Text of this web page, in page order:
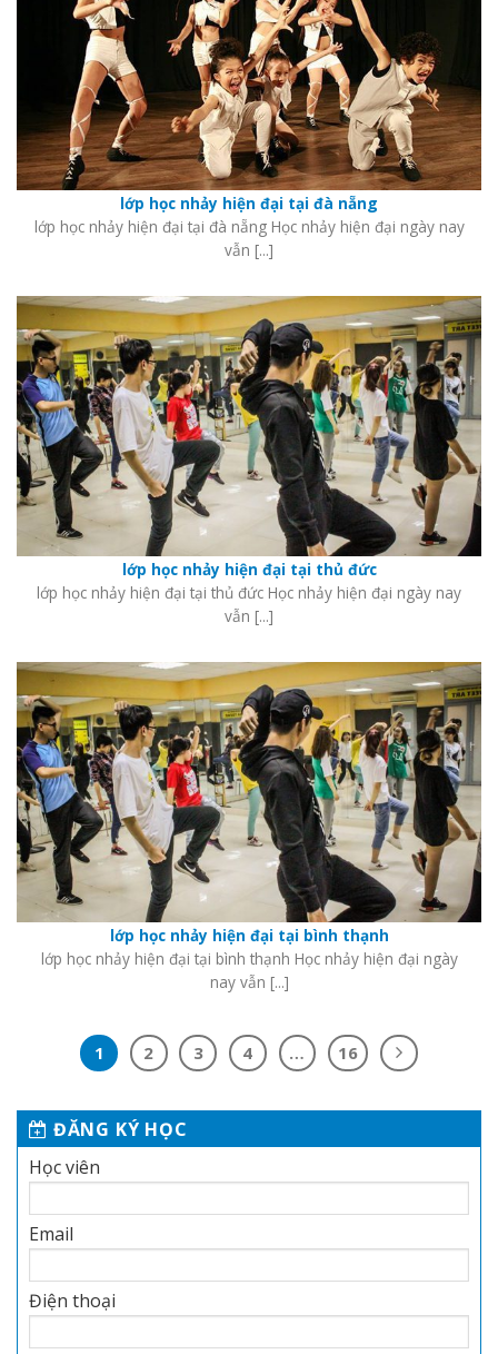
ĐĂNG KÝ HỌC
Học viên
Email
Điện thoại
lớp học nhảy hiện đại tại đà nẵng
lớp học nhảy hiện đại tại đà nẵng Học nhảy hiện đại ngày nay
vẫn [...]
lớp học nhảy hiện đại tại thủ đức
lớp học nhảy hiện đại tại thủ đức Học nhảy hiện đại ngày nay
vẫn [...]
lớp học nhảy hiện đại tại bình thạnh
lớp học nhảy hiện đại tại bình thạnh Học nhảy hiện đại ngày
nay vẫn [...]
1 2 3 4 … 16